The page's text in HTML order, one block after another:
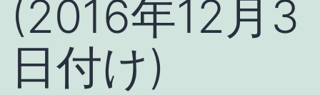
(2016年12月3
日付け)